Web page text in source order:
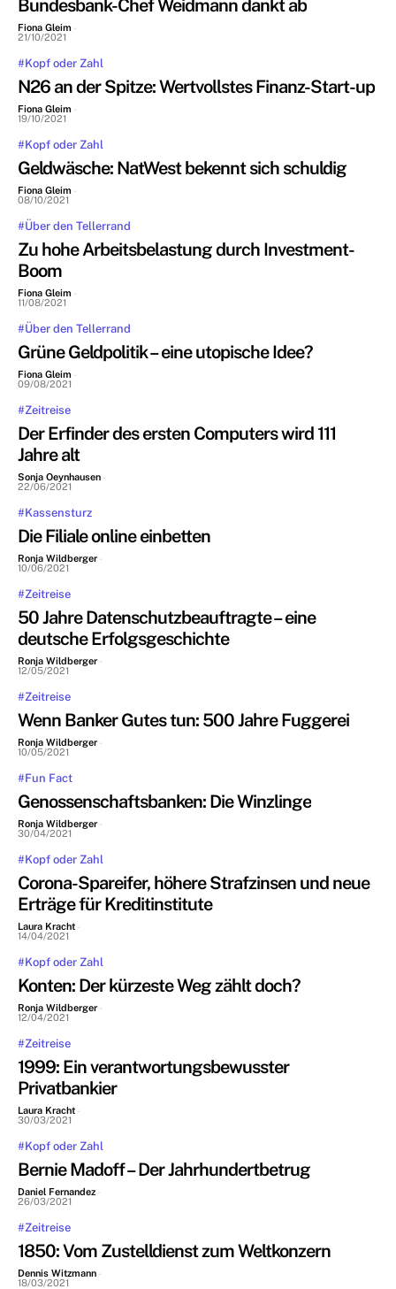
Bundesbank-Chef Weidmann dankt ab
Fiona Gleim -
21/10/2021
#Kopf oder Zahl
N26 an der Spitze: Wertvollstes Finanz-Start-up
Fiona Gleim -
19/10/2021
#Kopf oder Zahl
Geldwäsche: NatWest bekennt sich schuldig
Fiona Gleim -
08/10/2021
#Über den Tellerrand
Zu hohe Arbeitsbelastung durch Investment-
Boom
Fiona Gleim -
11/08/2021
#Über den Tellerrand
Grüne Geldpolitik – eine utopische Idee?
Fiona Gleim -
09/08/2021
#Zeitreise
Der Erfinder des ersten Computers wird 111
Jahre alt
Sonja Oeynhausen -
22/06/2021
#Kassensturz
Die Filiale online einbetten
Ronja Wildberger -
10/06/2021
#Zeitreise
50 Jahre Datenschutzbeauftragte – eine
deutsche Erfolgsgeschichte
Ronja Wildberger -
12/05/2021
#Zeitreise
Wenn Banker Gutes tun: 500 Jahre Fuggerei
Ronja Wildberger -
10/05/2021
#Fun Fact
Genossenschaftsbanken: Die Winzlinge
Ronja Wildberger -
30/04/2021
#Kopf oder Zahl
Corona-Spareifer, höhere Strafzinsen und neue
Erträge für Kreditinstitute
Laura Kracht -
14/04/2021
#Kopf oder Zahl
Konten: Der kürzeste Weg zählt doch?
Ronja Wildberger -
12/04/2021
#Zeitreise
1999: Ein verantwortungsbewusster
Privatbankier
Laura Kracht -
30/03/2021
#Kopf oder Zahl
Bernie Madoff – Der Jahrhundertbetrug
Daniel Fernandez -
26/03/2021
#Zeitreise
1850: Vom Zustelldienst zum Weltkonzern
Dennis Witzmann -
18/03/2021